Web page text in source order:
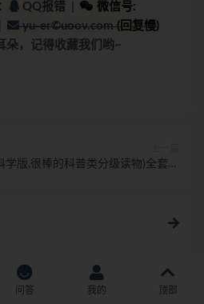
QQ报错
微信号:
yu-er©uoov.com(回复慢)
朵，记得收藏我们哟~
学版,很棒的科普类分级读物)全套资
问答 我的 顶部